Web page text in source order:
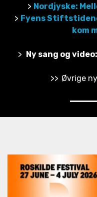
> Nordjyske:
> Fyens
kom
> Ny sang og video:
>> Øvrige